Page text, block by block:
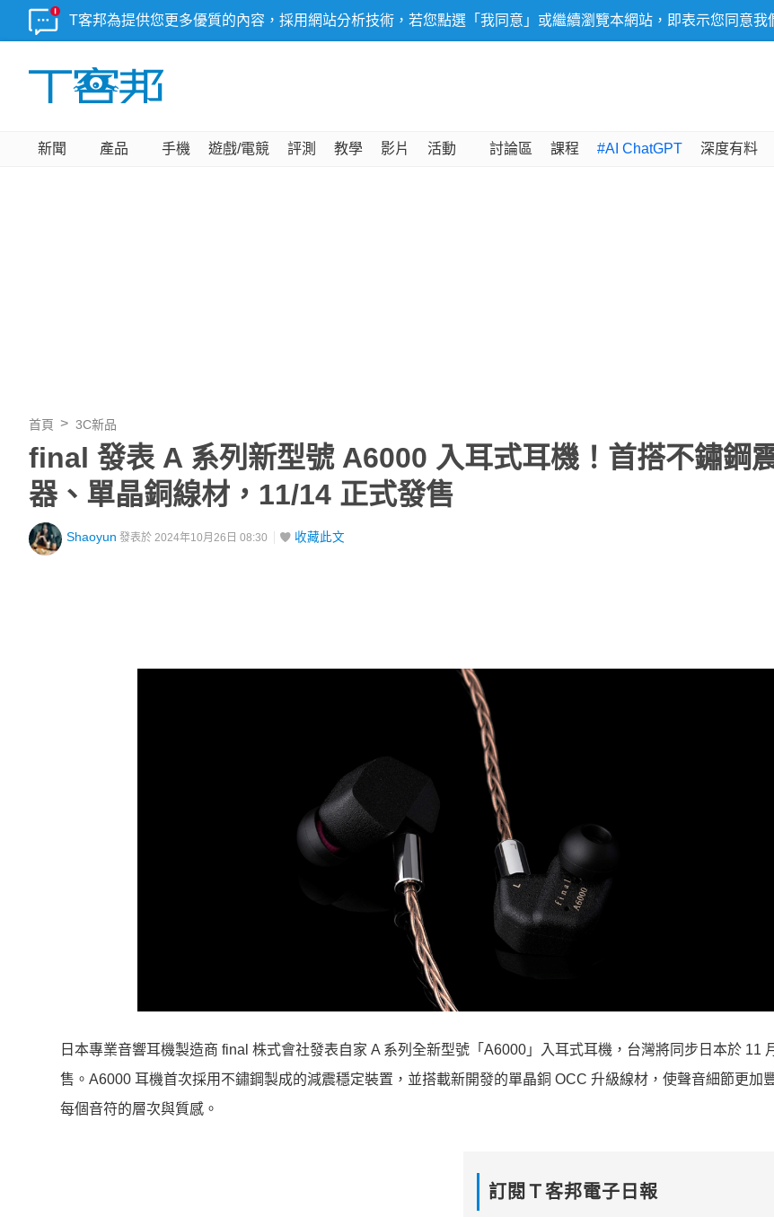
T客邦為提供您更多優質的內容，採用網站分析技術，若您點選「我同意」或繼續瀏覽本網站，即表示您同意我
新聞 產品 手機 遊戲/電競 評測 教學 影片 活動 討論區 課程 #AI ChatGPT 深度有料
首頁 3C新品
final 發表 A 系列新型號 A6000 入耳式耳機！首搭不鏽鋼
器、單晶銅線材，11/14 正式發售
Shaoyun 發表於 2024年10月26日 08:30 收藏此文
日本專業音響耳機製造商 final 株式會社發表自家 A 系列全新型號「A6000」入耳式耳機，台灣將同步日本於 11
售。A6000 耳機首次採用不鏽鋼製成的減震穩定裝置，並搭載新開發的單晶銅 OCC 升級線材，使聲音細節更加
每個音符的層次與質感。
訂閱Ｔ客邦電子日報